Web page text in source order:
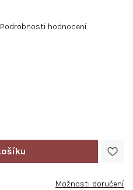
Možnosti doručení
Podrobnosti hodnocení